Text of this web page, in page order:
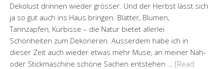
Dekolust drinnen wieder grösser. Und der Herbst lässt sich
ja so gut auch ins Haus bringen. Blätter, Blumen,
Tannzapfen, Kürbisse – die Natur bietet allerlei
Schönheiten zum Dekorieren. Ausserdem habe ich in
dieser Zeit auch wieder etwas mehr Muse, an meiner Näh-
oder Stickmaschine schöne Sachen entstehen … [Read